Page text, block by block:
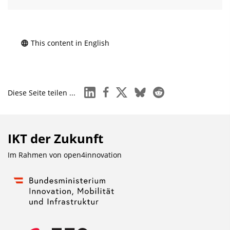
This content in English
Diese Seite teilen ... linkedinfacebook
x blueskyreddit
IKT der Zukunft
Im Rahmen von open4innovation